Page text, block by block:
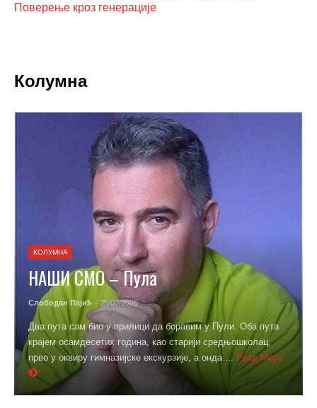
Поверење кроз генерације
Колумна
КОЛУМНА
НАШИ СМО – Пула
Слободан Пајић - 25/07/2026
Два пута сам био у прилици да боравим у Пули. Оба пута
крајем осамдесетих година, као старији средњошколац,
прво у оквиру гимназијске екскурзије, а онда ...
Реад Море